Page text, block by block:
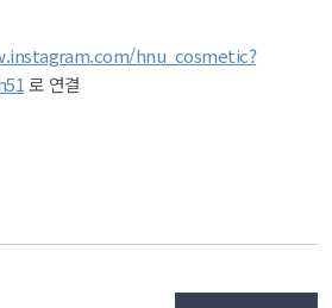
hnu_cosmetic?
로 연결